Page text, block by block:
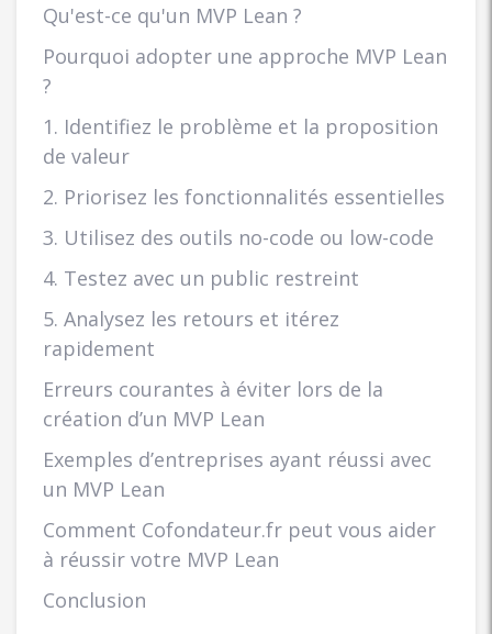
Qu'est-ce qu'un MVP Lean ?
Pourquoi adopter une approche MVP Lean
?
1. Identifiez le problème et la proposition
de valeur
2. Priorisez les fonctionnalités essentielles
3. Utilisez des outils no-code ou low-code
4. Testez avec un public restreint
5. Analysez les retours et itérez
rapidement
Erreurs courantes à éviter lors de la
création d’un MVP Lean
Exemples d’entreprises ayant réussi avec
un MVP Lean
Comment Cofondateur.fr peut vous aider
à réussir votre MVP Lean
Conclusion